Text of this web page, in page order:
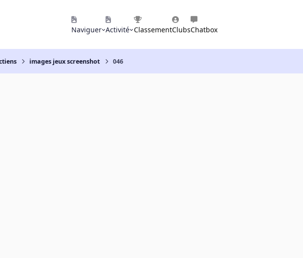
Naviguer Activité ClassementClubsChatbox
images jeux screenshot 046